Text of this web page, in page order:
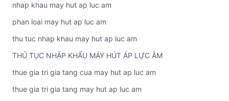
nhap khau may hut ap luc am
phan loai may hut ap luc am
thu tuc nhap khau may hut ap luc am
THỦ TỤC NHẬP KHẨU MÁY HÚT ÁP LỰC ÂM
thue gia tri gia tang cua may hut ap luc am
thue gia tri gia tang may hut ap luc am